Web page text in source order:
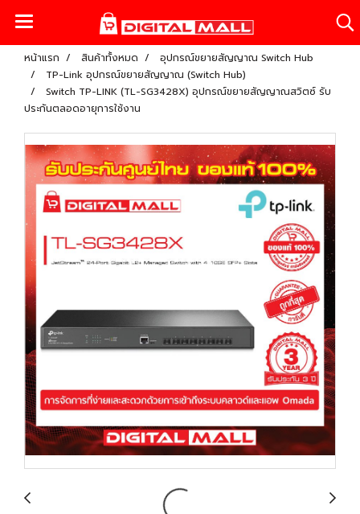
หน้าแรก สินค้าทั้งหมด
อุปกรณ์ขยายสัญญาณ Switch Hub
TP-Link อุปกรณ์ขยายสัญญาณ (Switch Hub)
Switch TP-LINK (TL-SG3428X) อุปกรณ์ขยายสัญญาณสวิตซ์ รับ
ประกันตลอดอายุการใช้งาน